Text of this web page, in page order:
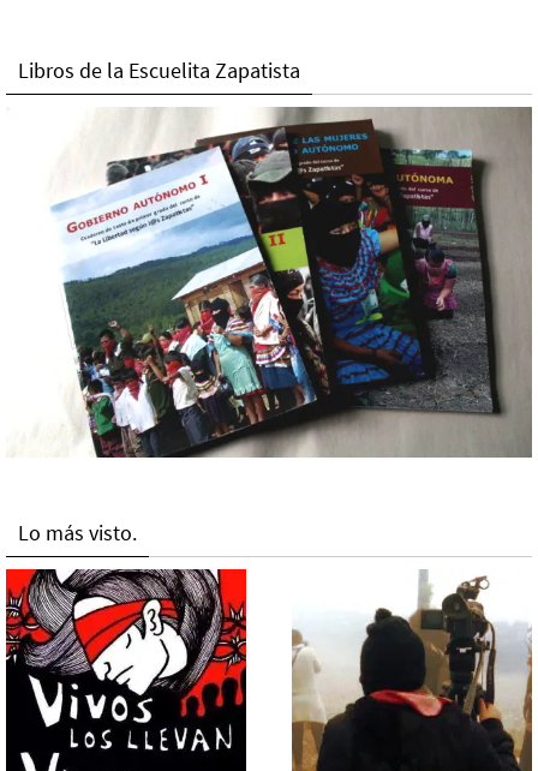
Libros de la Escuelita Zapatista
Lo más visto.